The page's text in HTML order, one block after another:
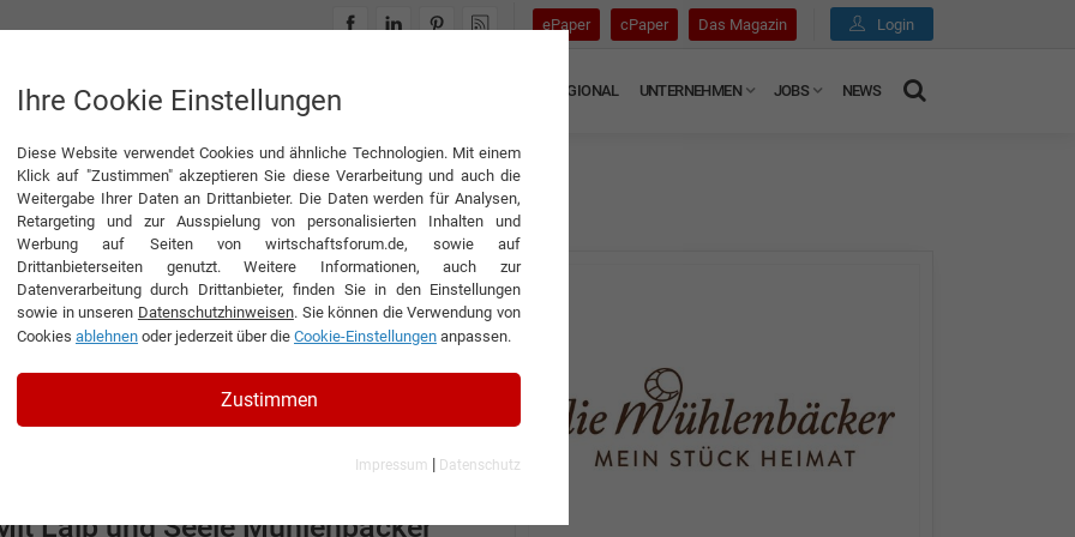
ePaper cPaper Das Magazin Login
INTERVIEWS REGIONAL UNTERNEHMEN JOBS NEWS
Rudolf Jung
Interview Mühlenbäckerei Rudolf Jung GmbH & Co. KG
Interview mit Verena Moser, Geschäftsführerin der
Laib und Seele Mühlenbäcker
Ihre Cookie Einstellungen
Diese Website verwendet Cookies und ähnliche Technologien. Mit einem
Klick auf "Zustimmen" akzeptieren Sie diese Verarbeitung und auch die
Weitergabe Ihrer Daten an Drittanbieter. Die Daten werden für Analysen,
Retargeting und zur Ausspielung von personalisierten Inhalten und
Werbung auf Seiten von wirtschaftsforum.de, sowie auf
Drittanbieterseiten genutzt. Weitere Informationen, auch zur
Datenverarbeitung durch Drittanbieter, finden Sie in den Einstellungen
sowie in unseren Datenschutzhinweisen. Sie können die Verwendung von
Cookies ablehnen oder jederzeit über die Cookie-Einstellungen anpassen.
Zustimmen
Impressum | Datenschutz